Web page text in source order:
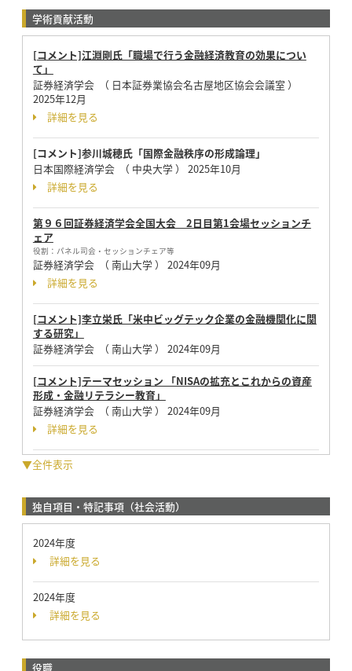
学術貢献活動
[コメント]江淵剛氏「職場で行う金融経済教育の効果につい
て」
証券経済学会 （ 日本証券業協会名古屋地区協会会議室 ）
2025年12月
詳細を見る
[コメント]参川城穂氏「国際金融秩序の形成論理」
日本国際経済学会 （ 中央大学 ） 2025年10月
詳細を見る
第９６回証券経済学会全国大会 2日目第1会場セッションチ
ェア
役割： パネル司会・セッションチェア等
証券経済学会 （ 南山大学 ） 2024年09月
詳細を見る
[コメント]李立栄氏「米中ビッグテック企業の金融機関化に関
する研究」
証券経済学会 （ 南山大学 ） 2024年09月
[コメント]テーマセッション 「NISAの拡充とこれからの資産
形成・金融リテラシー教育」
証券経済学会 （ 南山大学 ） 2024年09月
詳細を見る
▼全件表示
独自項目・特記事項（社会活動）
2024年度
詳細を見る
2024年度
詳細を見る
役職